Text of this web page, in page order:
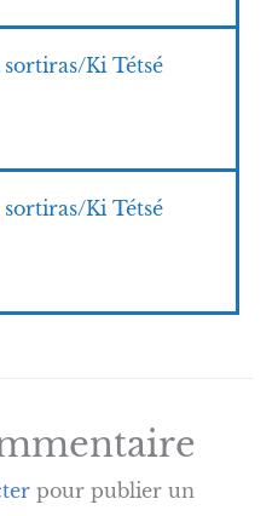
Ki Tétsé
Ki Tétsé
pour publier un